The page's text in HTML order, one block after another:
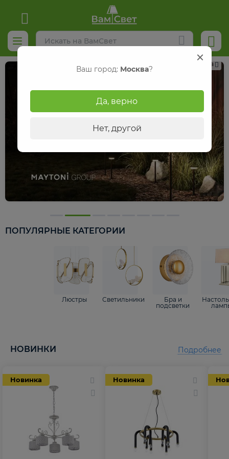
Реклама
ПОПУЛЯРНЫЕ КАТЕГОРИИ
Люстры Светильники
Бра и
подсветки
НОВИНКИ
Новинка Новинка
Подробнее
Ваш город: Москва?
Да, верно
Нет, другой